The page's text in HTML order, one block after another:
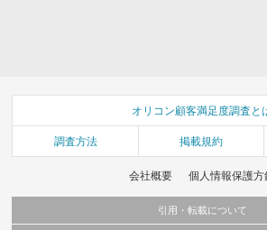
オリコン顧客満足度調査と
調査方法 掲載規約
会社概要 個人情報保護方
引用・転載について